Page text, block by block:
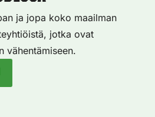
ja jopa koko maailman
jotka ovat
vähentämiseen.